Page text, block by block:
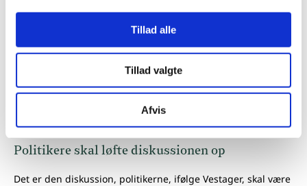
Tillad alle
Tillad valgte
Afvis
Men det ræs, vi er i, er ikke et ræs i forhold til en konkurrence om at blive bedre
kinesere eller bedre amerikanere. Det handler om, hvordan Europa i højere
Margrethe Vestager
Politikere skal løfte diskussionen op
Det er den diskussion, politikerne, ifølge Vestager, skal være